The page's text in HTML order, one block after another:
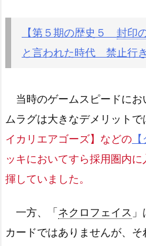
【第５期の歴史５ 封印
と言われた時代 禁止行
当時のゲームスピードにお
ムラグは大きなデメリットで
イカリエアゴーズ】などの
ッキにおいてすら採用圏内
揮していました。
一方、「 ネクロフェイス
カードではありませんが、